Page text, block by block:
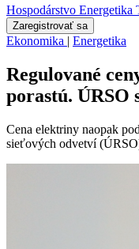
Hospodárstvo Energetika
Zaregistrovať sa
Ekonomika | Energetika
Regulované
porastú. ÚRSO
Cena elektriny naopak
sieťových odvetví